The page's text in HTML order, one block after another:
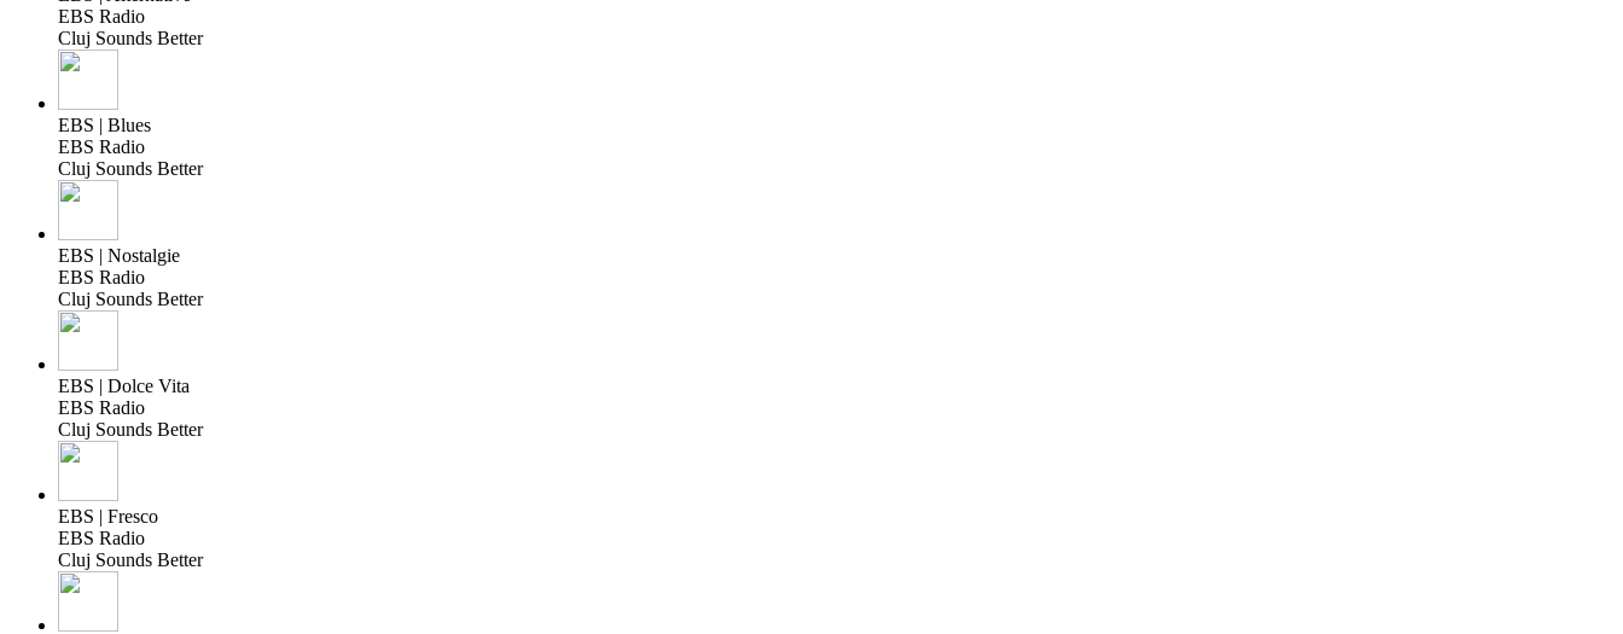
EBS Radio
Cluj Sounds Better
EBS | Blues
EBS Radio
Cluj Sounds Better
EBS | Nostalgie
EBS Radio
Cluj Sounds Better
EBS | Dolce Vita
EBS Radio
Cluj Sounds Better
EBS | Fresco
EBS Radio
Cluj Sounds Better